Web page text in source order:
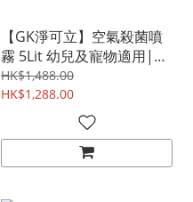
【GK淨可立】空氣殺菌噴
霧 5Lit 幼兒及寵物適用|滅
菌|除菌|抗菌|防流感|手
足口病|金黃葡萄球菌|防
霉|環保|除味|有效殺滅新
型冠狀病毒COVID-19
HK$1,488.00
HK$1,288.00